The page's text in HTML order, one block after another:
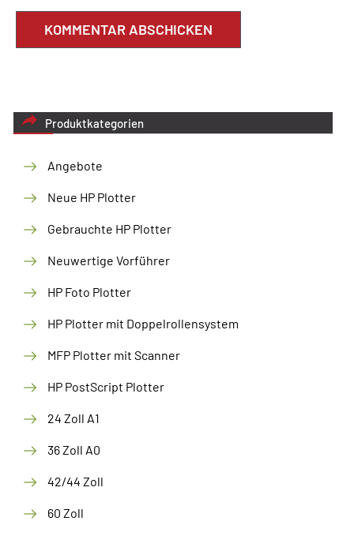
Produktkategorien
Angebote
Neue HP Plotter
Gebrauchte HP Plotter
Neuwertige Vorführer
HP Foto Plotter
HP Plotter mit Doppelrollensystem
MFP Plotter mit Scanner
HP PostScript Plotter
24 Zoll A1
36 Zoll A0
42/44 Zoll
60 Zoll